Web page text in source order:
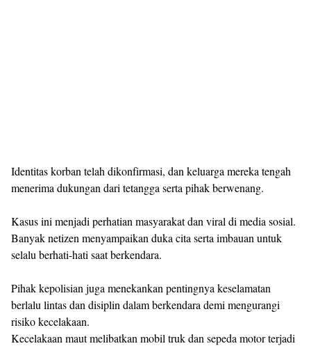
Identitas korban telah dikonfirmasi, dan keluarga mereka tengah
menerima dukungan dari tetangga serta pihak berwenang.
Kasus ini menjadi perhatian masyarakat dan viral di media sosial.
Banyak netizen menyampaikan duka cita serta imbauan untuk
selalu berhati-hati saat berkendara.
Pihak kepolisian juga menekankan pentingnya keselamatan
berlalu lintas dan disiplin dalam berkendara demi mengurangi
risiko kecelakaan.
Kecelakaan maut melibatkan mobil truk dan sepeda motor terjadi